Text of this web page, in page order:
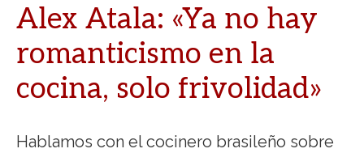
Alex Atala: «Ya no hay
romanticismo en la
cocina, solo frivolidad»
Hablamos con el cocinero brasileño sobre